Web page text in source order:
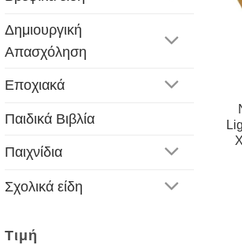
Δημιουργική
Απασχόληση
Εποχιακά
Παιδικά Βιβλία
Παιχνίδια
Σχολικά είδη
Τιμή